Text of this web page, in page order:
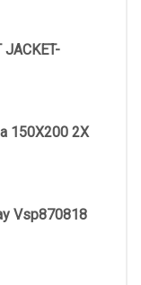
JACKET-
150X200 2X
Vsp870818